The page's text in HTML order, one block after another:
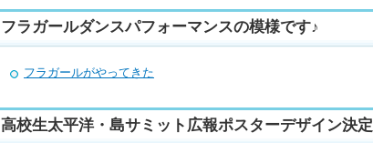
フラガールダンスパフォーマンスの模様です♪
フラガールがやってきた
高校生太平洋・島サミット広報ポスターデザイン決定